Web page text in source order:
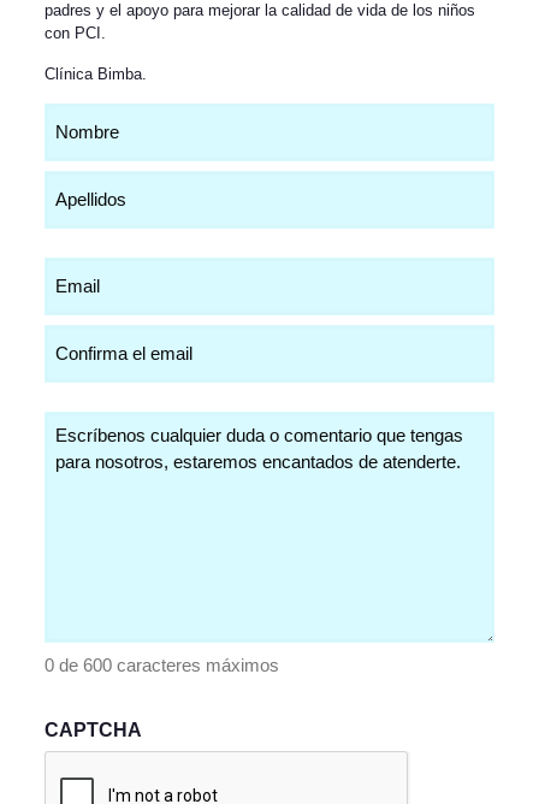
padres y el apoyo para mejorar la calidad de vida de los niños
con PCI.
Clínica Bimba.
(Obligatorio)
(Obligatorio)
(Obligatorio)
0 de 600 caracteres máximos
CAPTCHA